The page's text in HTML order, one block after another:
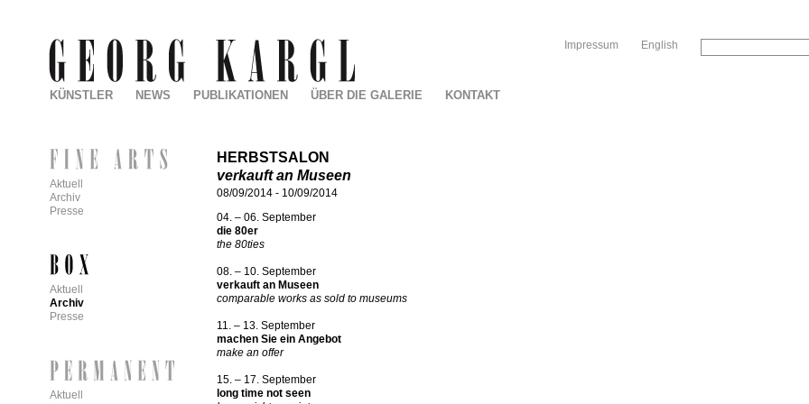
English
Impressum
HERBSTSALON
verkauft an Museen
08/09/2014 - 10/09/2014
04. – 06. September
die 80er
the 80ties
08. – 10. September
verkauft an Museen
comparable works as sold to museums
11. – 13. September
machen Sie ein Angebot
make an offer
15. – 17. September
long time not seen
KÜNSTLER NEWS PUBLIKATIONEN ÜBER DIE GALERIE KONTAKT
Aktuell
Archiv
Presse
Aktuell
Archiv
Presse
Aktuell